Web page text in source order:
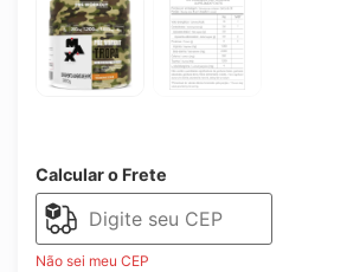
Calcular o Frete
Não sei meu CEP